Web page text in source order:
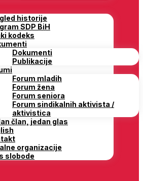
historije
SDP BiH
kodeks
Dokumenti
Publikacije
Forum mladih
Forum žena
Forum seniora
Forum sindikalnih aktivista /
aktivistica
član, jedan glas
organizacije
slobode